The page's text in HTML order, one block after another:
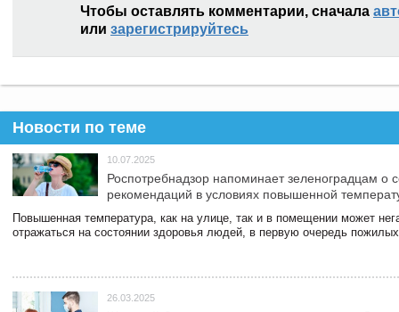
Чтобы оставлять комментарии, сначала
или зарегистрируйтесь
Новости по теме
10.07.2025
Роспотребнадзор напоминает зеленоградцам о
рекомендаций в условиях повышенной
Повышенная температура, как на улице, так и в помещении может
отражаться на состоянии здоровья людей, в первую очередь
26.03.2025